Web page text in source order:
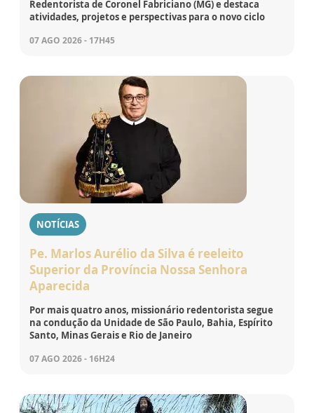
Redentorista de Coronel Fabriciano (MG) e destaca
atividades, projetos e perspectivas para o novo ciclo
07 AGO 2026 - 17H45
NOTÍCIAS
Pe. Marlos Aurélio da Silva é reeleito
Superior da Província Nossa Senhora
Aparecida
Por mais quatro anos, missionário redentorista segue
na condução da Unidade de São Paulo, Bahia, Espírito
Santo, Minas Gerais e Rio de Janeiro
07 AGO 2026 - 16H24